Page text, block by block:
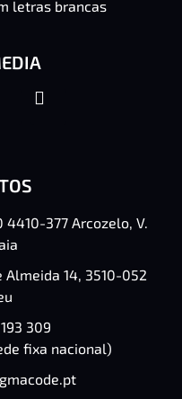
4410-377 Arcozelo, V.
Almeida 14, 3510-052
309
fixa nacional)